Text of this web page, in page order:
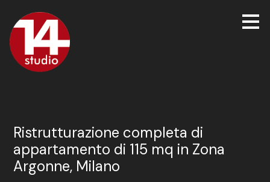
Passa
ai
contenuti
principali
Ristrutturazione completa di
appartamento di 115 mq in Zona
Argonne, Milano